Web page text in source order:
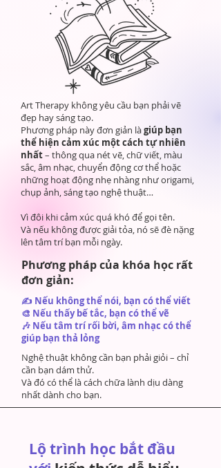
Art Therapy không yêu cầu bạn phải vẽ
đẹp hay sáng tạo.
Phương pháp này đơn giản làgiúp bạn
thể hiện cảm xúc một cách tự nhiên
nhất– thông qua nét vẽ, chữ viết, màu
sắc, âm nhạc, chuyển động cơ thể hoặc
những hoạt động nhẹ nhàng như origami,
chụp ảnh, sáng tạo nghệ thuật…
Vì đôi khi cảm xúc quá khó để gọi tên.
Và nếu không được giải tỏa, nó sẽ đè nặng
lên tâm trí bạn mỗi ngày.
Phương pháp của khóa học rất
đơn giản:
✍ Nếu không thể nói, bạn có thể viết
🎨 Nếu thấy bế tắc, bạn có thể vẽ
🎶 Nếu tâm trí rối bời, âm nhạc có thể
giúp bạn thả lỏng
Nghệ thuật không cần bạn phải giỏi – chỉ
cần bạn dám thử.
Và đó có thể là cách chữa lành dịu dàng
nhất dành cho bạn.
Lộ trình học bắt đầu